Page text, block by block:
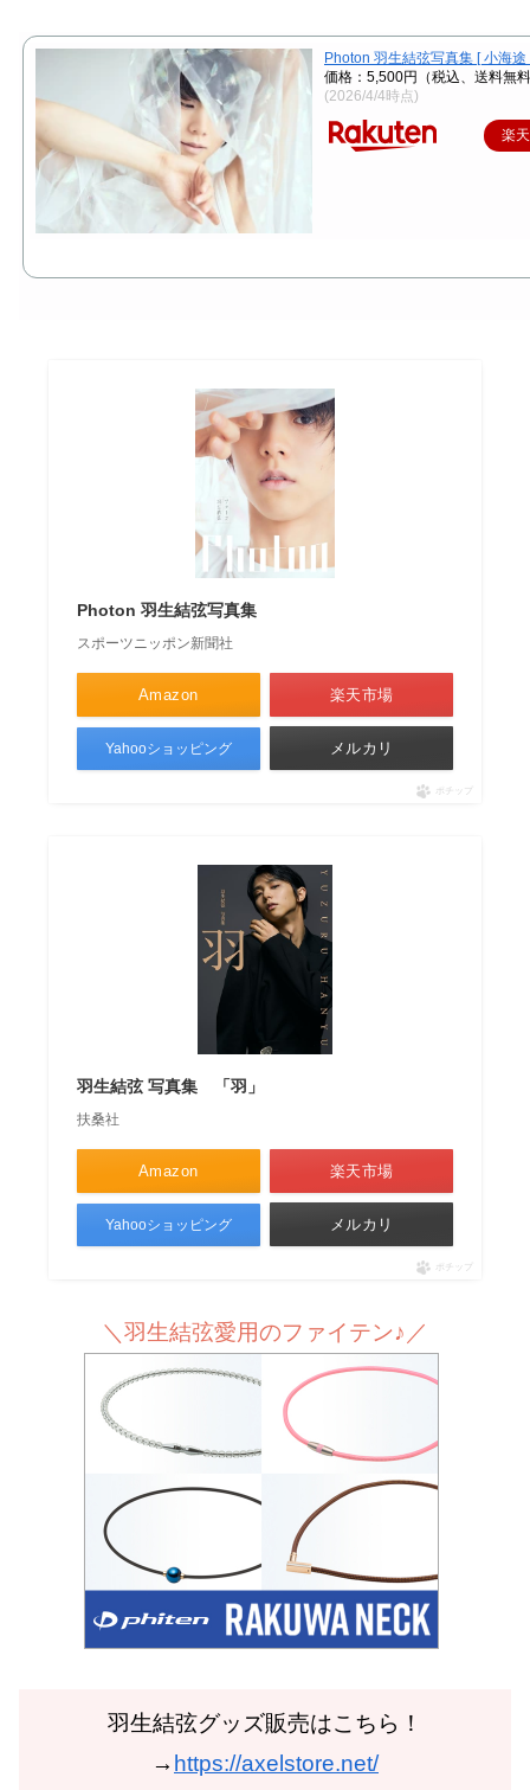
Photon 羽生結弦写真集 [ 小海途
価格：5,500円（税込、送料無
(2026/4/4時点)
楽
Photon 羽生結弦写真集
スポーツニッポン新聞社
Amazon 楽天市場
Yahooショッピング メルカリ
ポチップ
羽生結弦 写真集 「羽」
扶桑社
Amazon 楽天市場
Yahooショッピング メルカリ
ポチップ
＼羽生結弦愛用のファイテン♪／
羽生結弦グッズ販売はこちら！
→ https://axelstore.net/